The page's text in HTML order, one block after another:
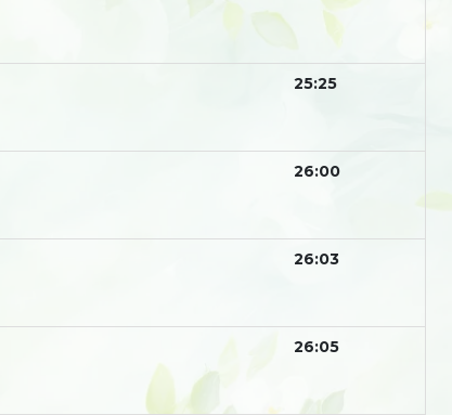
25:25
26:00
26:03
26:05